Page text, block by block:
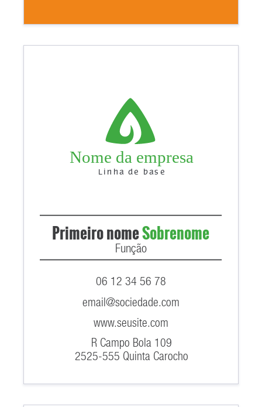
www.seusite.com
R Campo Bola 109
2525-555 Quinta Carocho
06 12 34 56 78
email@sociedade.com
Função
Primeiro nomeSobrenome
Nome da empresa
Linha de base